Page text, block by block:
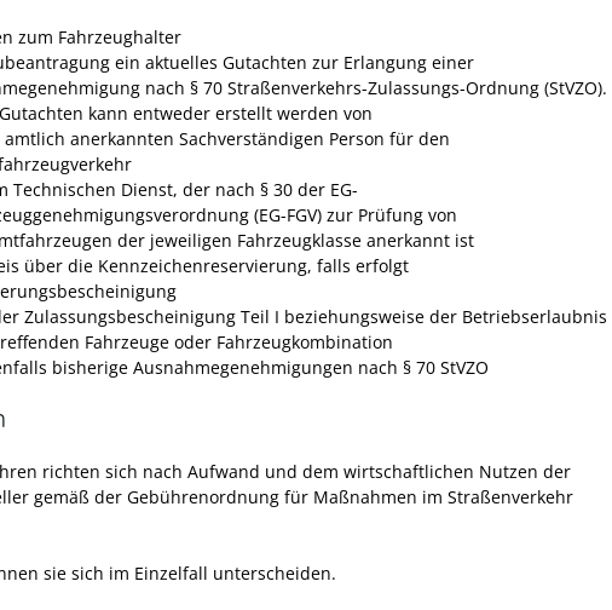
zum Fahrzeughalter
ein aktuelles Gutachten zur Erlangung einer
nach § 70 Straßenverkehrs-Zulassungs-Ordnung (StVZO).
kann entweder erstellt werden von
anerkannten Sachverständigen Person für den
Technischen Dienst, der nach § 30 der EG-
(EG-FGV) zur Prüfung von
der jeweiligen Fahrzeugklasse anerkannt ist
über die Kennzeichenreservierung, falls erfolgt
Zulassungsbescheinigung Teil I beziehungsweise der Betriebserlaubnis
Fahrzeuge oder Fahrzeugkombination
bisherige Ausnahmegenehmigungen nach § 70 StVZO
richten sich nach Aufwand und dem wirtschaftlichen Nutzen der
gemäß der Gebührenordnung für Maßnahmen im Straßenverkehr
sie sich im Einzelfall unterscheiden.